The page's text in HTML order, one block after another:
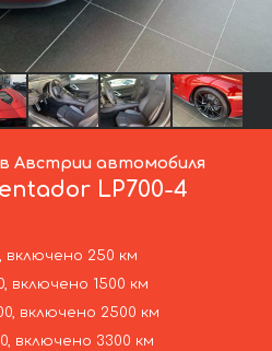
Австрии автомобиля
LP700-4
включено 250 км
включено 1500 км
включено 2500 км
включено 3300 км